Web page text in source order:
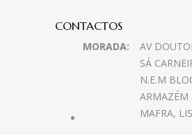
CONTACTOS
MORADA:
AV
SÁ
N.E.M
MAFRA,